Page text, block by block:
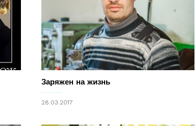
Заряжен на жизнь
28.03.2017